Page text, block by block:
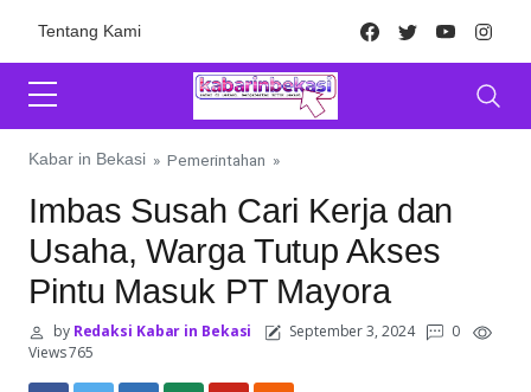
Tentang Kami Facebook
TwitterYoutube
Kabar in Bekasi » Pemerintahan »
Imbas Susah Cari Kerja dan
Usaha, Warga Tutup Akses
Pintu Masuk PT Mayora
byRedaksi Kabar in Bekasi September 3, 2024
0
Views 765